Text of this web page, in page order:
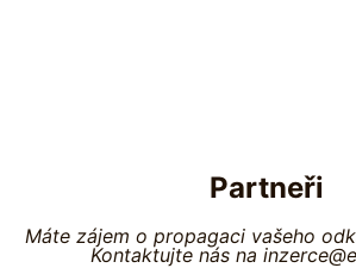
Partneři
Máte zájem o propagaci vašeho
Kontaktujte nás na